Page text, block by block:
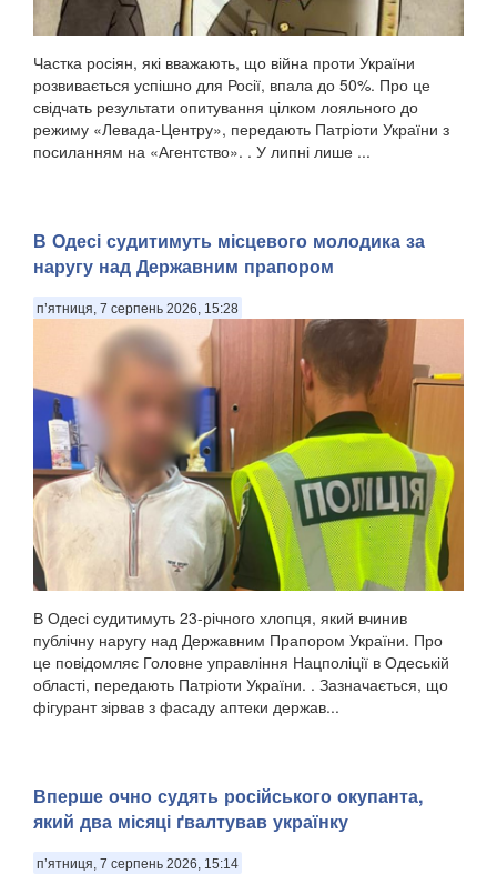
Частка росіян, які вважають, що війна проти України
розвивається успішно для Росії, впала до 50%. Про це
свідчать результати опитування цілком лояльного до
режиму «Левада-Центру», передають Патріоти України з
посиланням на «Агентство». . У липні лише ...
В Одесі судитимуть місцевого молодика за
наругу над Державним прапором
п’ятниця, 7 серпень 2026, 15:28
В Одесі судитимуть 23-річного хлопця, який вчинив
публічну наругу над Державним Прапором України. Про
це повідомляє Головне управління Нацполіції в Одеській
області, передають Патріоти України. . Зазначається, що
фігурант зірвав з фасаду аптеки держав...
Вперше очно судять російського окупанта,
який два місяці ґвалтував українку
п’ятниця, 7 серпень 2026, 15:14